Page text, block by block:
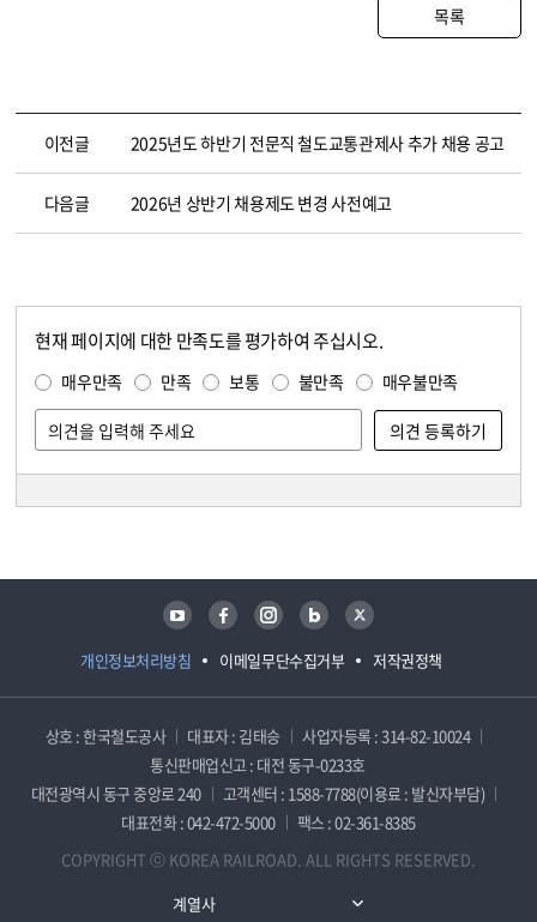
목록
이전글 2025년도 하반기 전문직 철도교통관제사 추가 채용 공고
다음글 2026년 상반기 채용제도 변경 사전예고
현재 페이지에 대한 만족도를 평가하여 주십시오.
매우만족 만족 보통 불만족 매우불만족
개인정보처리방침 이메일무단수집거부 저작권정책
유튜브 페이스북 인스타그램 블로그 트위터
상호 : 한국철도공사 대표자 : 김태승
사업자등록 : 314-82-10024
통신판매업신고 : 대전 동구-0233호
대전광역시 동구 중앙로 240
고객센터 : 1588-7788(이용료 : 발신자부담)
대표전화 : 042-472-5000
팩스 : 02-361-8385
COPYRIGHT ⓒ KOREA RAILROAD. ALL RIGHTS RESERVED.
계열사